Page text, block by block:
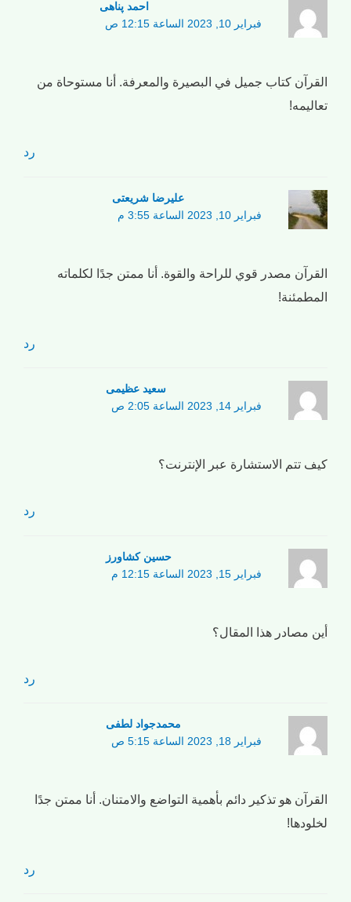
احمد پناهی
فبراير 10, 2023 الساعة 12:15 ص
القرآن كتاب جميل في البصيرة والمعرفة. أنا مستوحاة من
تعاليمه!
رد
علیرضا شریعتی
فبراير 10, 2023 الساعة 3:55 م
القرآن مصدر قوي للراحة والقوة. أنا ممتن جدًا لكلماته
المطمئنة!
رد
سعید عظیمی
فبراير 14, 2023 الساعة 2:05 ص
كيف تتم الاستشارة عبر الإنترنت؟
رد
حسین کشاورز
فبراير 15, 2023 الساعة 12:15 م
أين مصادر هذا المقال؟
رد
محمدجواد لطفی
فبراير 18, 2023 الساعة 5:15 ص
القرآن هو تذكير دائم بأهمية التواضع والامتنان. أنا ممتن جدًا
لخلودها!
رد